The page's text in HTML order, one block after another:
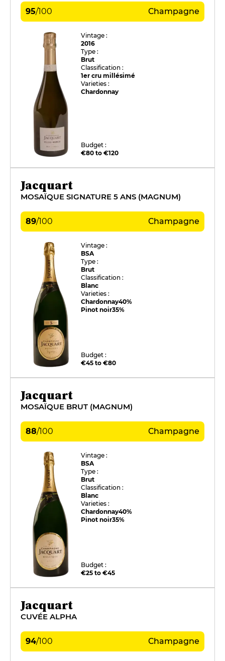
95/100 Champagne
Vintage :
2016
Type :
Brut
Classification :
1er cru millésimé
Varieties :
Chardonnay
Budget :
€80 to €120
Jacquart
MOSAÏQUE SIGNATURE 5 ANS (MAGNUM)
89/100 Champagne
Vintage :
BSA
Type :
Brut
Classification :
Blanc
Varieties :
Chardonnay40%
Pinot noir35%
Budget :
€45 to €80
Jacquart
MOSAÏQUE BRUT (MAGNUM)
88/100 Champagne
Vintage :
BSA
Type :
Brut
Classification :
Blanc
Varieties :
Chardonnay40%
Pinot noir35%
Budget :
€25 to €45
Jacquart
CUVÉE ALPHA
94/100 Champagne